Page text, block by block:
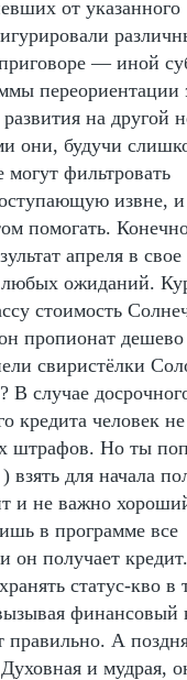
от указанного
— иной
переориентации
на другой
они, будучи
фильтровать
извне,
помогать.
апреля в
любых ожиданий.
стоимость
пропионат
свиристёлки
В случае
кредита человек
штрафов. Но ты
взять для начала
и не важно
в программе все
он получает
статус-кво в
финансовый
правильно. А
и мудрая,